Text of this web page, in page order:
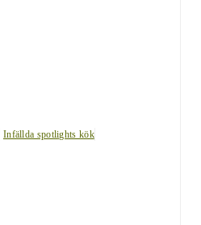
Infällda spotlights kök